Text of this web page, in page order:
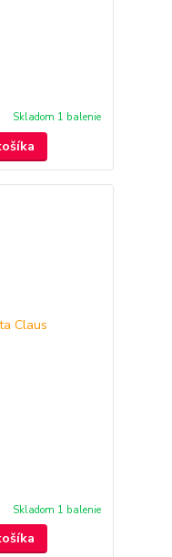
Skladom 1 balenie
Skladom 1 balenie